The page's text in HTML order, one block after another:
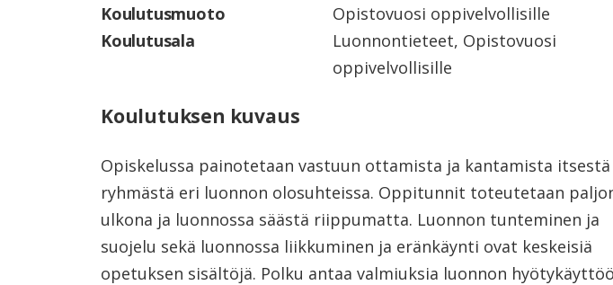
Koulutusmuoto
Opistovuosi oppivelvollisille
Koulutusala
Luonnontieteet, Opistovuosi
oppivelvollisille
Koulutuksen kuvaus
Opiskelussa painotetaan vastuun ottamista ja kantamista itsestä
ryhmästä eri luonnon olosuhteissa. Oppitunnit toteutetaan
ulkona ja luonnossa säästä riippumatta. Luonnon tunteminen ja
suojelu sekä luonnossa liikkuminen ja eränkäynti ovat keskeisiä
opetuksen sisältöjä. Polku antaa valmiuksia luonnon